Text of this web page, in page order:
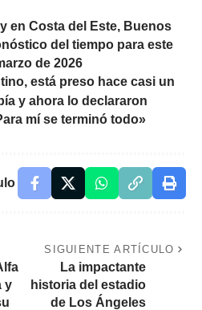
en Costa del Este, Buenos
del tiempo para este
de 2026
está preso hace casi un
y ahora lo declararon
mí se terminó todo»
y
SIGUIENTE ARTÍCULO
La impactante
historia del estadio
de Los Ángeles